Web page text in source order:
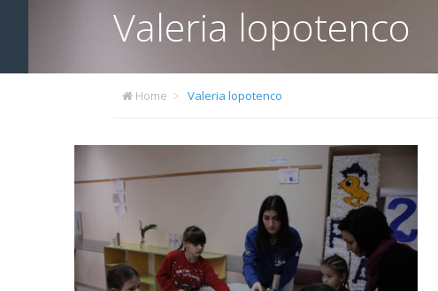
Valeria lopotenco
Home Valeria lopotenco